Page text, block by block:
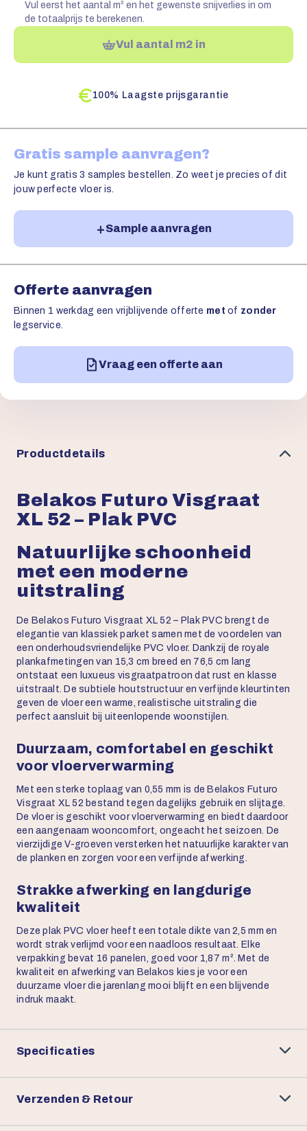
Vul eerst het aantal m² en het gewenste snijverlies in om
de totaalprijs te berekenen.
Vul aantal m2 in
100% Laagste prijsgarantie
Gratis sample aanvragen?
Je kunt gratis 3 samples bestellen. Zo weet je precies of dit
jouw perfecte vloer is.
Sample aanvragen
Offerte aanvragen
Binnen 1 werkdag een vrijblijvende offerte met of zonder
legservice.
Vraag een offerte aan
Productdetails
Belakos Futuro Visgraat
XL 52 – Plak PVC
Natuurlijke schoonheid
met een moderne
uitstraling
De Belakos Futuro Visgraat XL 52 – Plak PVC brengt de
elegantie van klassiek parket samen met de voordelen van
een onderhoudsvriendelijke PVC vloer. Dankzij de royale
plankafmetingen van 15,3 cm breed en 76,5 cm lang
ontstaat een luxueus visgraatpatroon dat rust en klasse
uitstraalt. De subtiele houtstructuur en verfijnde kleurtinten
geven de vloer een warme, realistische uitstraling die
perfect aansluit bij uiteenlopende woonstijlen.
Duurzaam, comfortabel en geschikt
voor vloerverwarming
Met een sterke toplaag van 0,55 mm is de Belakos Futuro
Visgraat XL 52 bestand tegen dagelijks gebruik en slijtage.
De vloer is geschikt voor vloerverwarming en biedt daardoor
een aangenaam wooncomfort, ongeacht het seizoen. De
vierzijdige V-groeven versterken het natuurlijke karakter van
de planken en zorgen voor een verfijnde afwerking.
Strakke afwerking en langdurige
kwaliteit
Deze plak PVC vloer heeft een totale dikte van 2,5 mm en
wordt strak verlijmd voor een naadloos resultaat. Elke
verpakking bevat 16 panelen, goed voor 1,87 m². Met de
kwaliteit en afwerking van Belakos kies je voor een
duurzame vloer die jarenlang mooi blijft en een blijvende
indruk maakt.
Specificaties
Verzenden & Retour